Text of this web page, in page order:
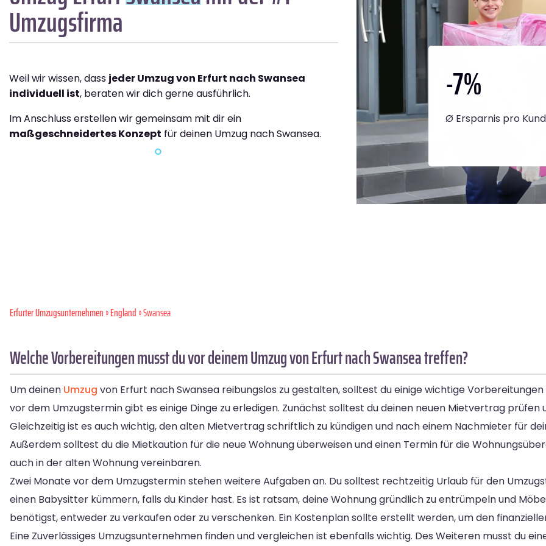
Umzugsfirma
Weil wir wissen, dass jeder Umzug von Erfurt nach Swansea
individuell ist, beraten wir dich gerne ausführlich.
Im Anschluss erstellen wir gemeinsam mit dir ein
maßgeschneidertes Konzept für deinen Umzug nach Swansea.
-7%
Ø Ersparnis pro
Erfurter Umzugsunternehmen»England» Swansea
Welche Vorbereitungen musst du vor deinem Umzug von Erfurt nach Swansea treffen?
Um deinen Umzug von Erfurt nach Swansea reibungslos zu gestalten, solltest du einige wichtige
vor dem Umzugstermin gibt es einige Dinge zu erledigen. Zunächst solltest du deinen neuen Mietvertrag prüfen
Gleichzeitig ist es auch wichtig, den alten Mietvertrag schriftlich zu kündigen und nach einem Nachmieter für
Außerdem solltest du die Mietkaution für die neue Wohnung überweisen und einen Termin für die
auch in der alten Wohnung vereinbaren.
Zwei Monate vor dem Umzugstermin stehen weitere Aufgaben an. Du solltest rechtzeitig Urlaub für den
einen Babysitter kümmern, falls du Kinder hast. Es ist ratsam, deine Wohnung gründlich zu entrümpeln und
benötigst, entweder zu verkaufen oder zu verschenken. Ein Kostenplan sollte erstellt werden, um den
Eine Zuverlässiges Umzugsunternehmen finden und vergleichen ist ebenfalls wichtig. Des Weiteren musst du